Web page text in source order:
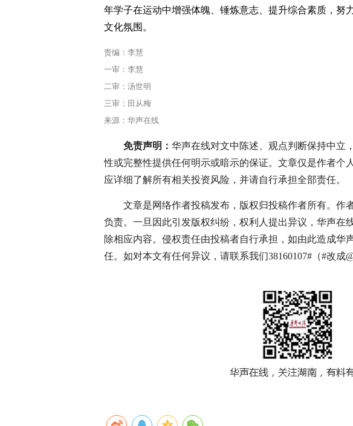
年学子在运动中增强体魄、锤炼意志、提升综合素质，努
文化氛围。
责编：李慧
一审：李慧
二审：汤世明
三审：田从梅
来源：华声在线
免责声明： 华声在线对文中陈述、观点判断保持中立
性或完整性提供任何明示或暗示的保证。文章仅是作者个
应详细了解所有相关投资风险，并请自行承担全部责任。
文章是网络作者投稿发布，版权归投稿作者所有。作
负责。一旦因此引发版权纠纷，权利人提出异议，华声在
除相应内容。侵权责任由投稿者自行承担，如由此造成华
任。如对本文有任何异议，请联系我们38160107#（#改成@